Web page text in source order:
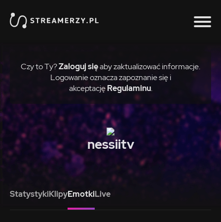
Czy to Ty?Zaloguj sięaby zaktualizować informacje.
Logowanie oznacza zapoznanie się i
akceptację Regulaminu.
nessiitv
StatystykiKlipyEmotkiLive